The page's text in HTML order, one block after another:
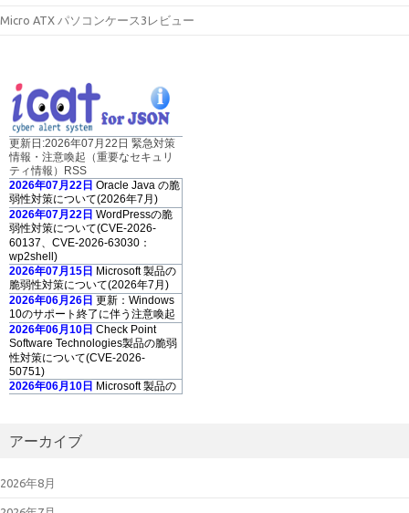
Micro ATX パソコンケース3レビュー
更新日:2026年07月22日 緊急対策
情報・注意喚起（重要なセキュリ
ティ情報）RSS
2026年07月22日 Oracle Java の脆
弱性対策について(2026年7月)
2026年07月22日 WordPressの脆
弱性対策について(CVE-2026-
60137、CVE-2026-63030：
wp2shell)
2026年07月15日 Microsoft 製品の
脆弱性対策について(2026年7月)
2026年06月26日 更新：Windows
10のサポート終了に伴う注意喚起
2026年06月10日 Check Point
Software Technologies製品の脆弱
性対策について(CVE-2026-
50751)
2026年06月10日 Microsoft 製品の
いて(2026年6月)
MailSuite」におけるスタックベー
アーカイブ
2026年8月